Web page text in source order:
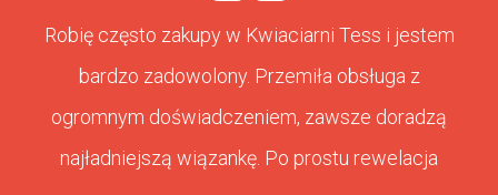
Robię często zakupy w Kwiaciarni Tess i jestem
bardzo zadowolony. Przemiła obsługa z
ogromnym doświadczeniem, zawsze doradzą
najładniejszą wiązankę. Po prostu rewelacja